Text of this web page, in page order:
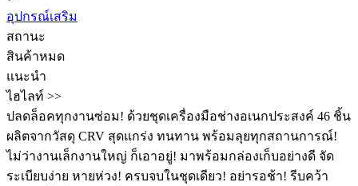
อุปกรณ์เสริม
สถานะ
สินค้าหมด
แนะนำ
ไฮไลท์ >>
ปลดล็อคทุกงานซ่อม! ด้วยชุดเครื่องมือช่างอเนกประสงค์ 46 ชิ้น
ผลิตจากวัสดุ CRV สุดแกร่ง ทนทาน พร้อมลุยทุกสถานการณ์!
ไม่ว่างานเล็กงานใหญ่ ก็เอาอยู่! มาพร้อมกล่องเก็บอย่างดี จัด
ระเบียบง่าย หายห่วง! ครบจบในชุดเดียว! อย่ารอช้า! รีบคว้า